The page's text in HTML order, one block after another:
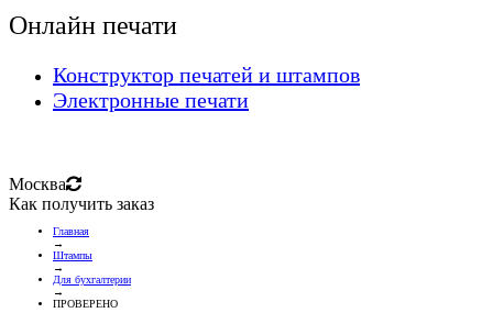
Онлайн печати
Конструктор печатей и штампов
Электронные печати
Москва
Как получить заказ
Главная
→
Штампы
→
Для бухгалтерии
→
ПРОВЕРЕНО